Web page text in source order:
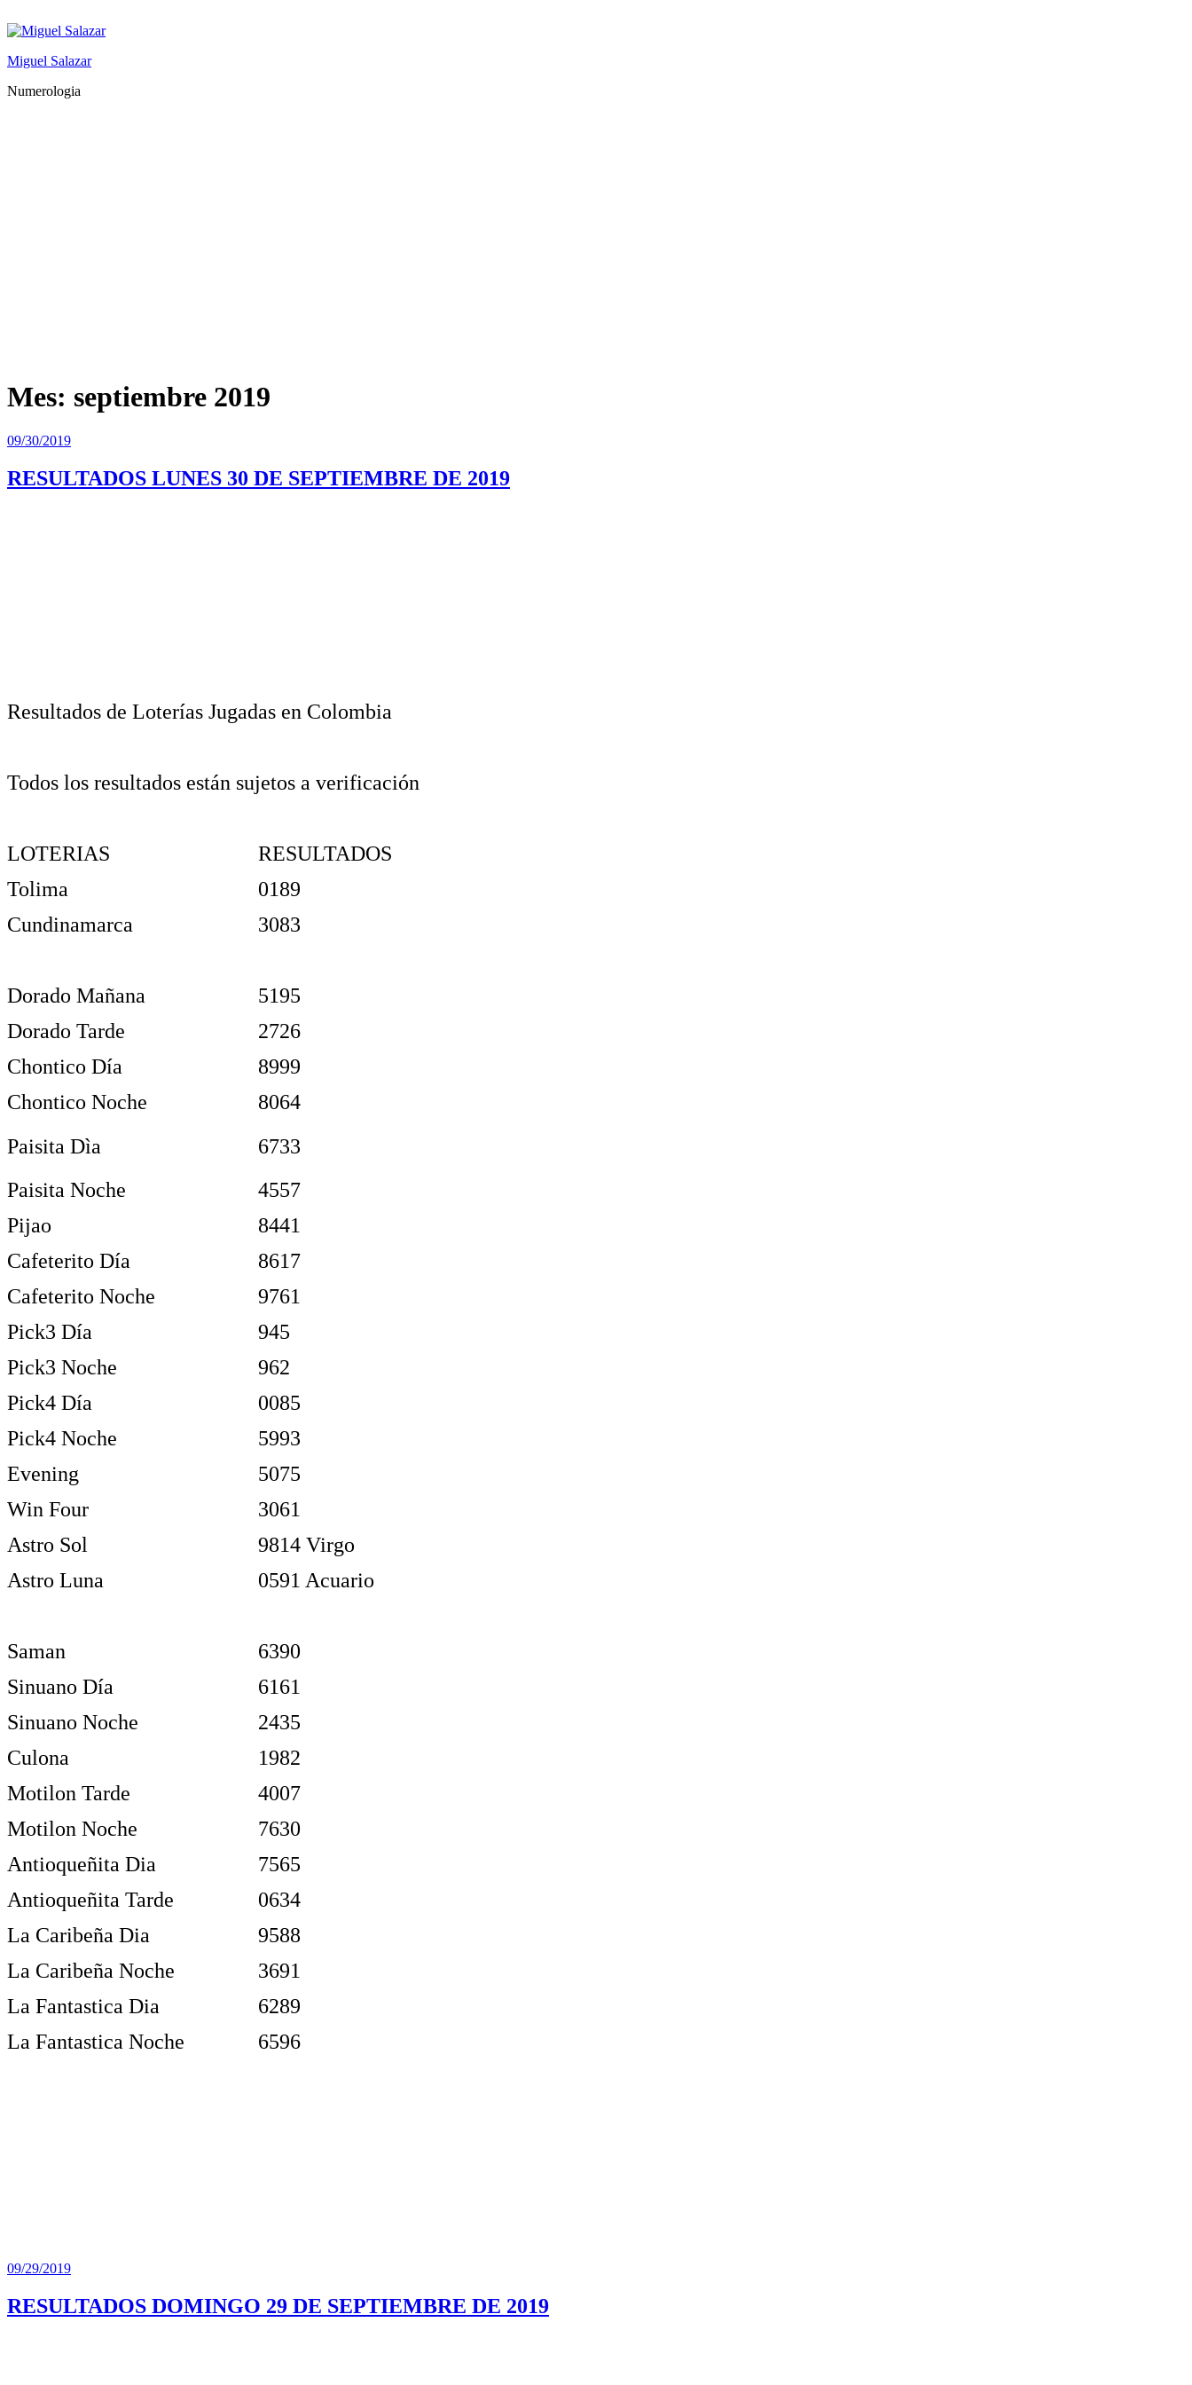
al
Miguel Salazar
Numerologia
Mes: septiembre 2019
Publicado
09/30/2019
RESULTADOS LUNES 30 DE SEPTIEMBRE DE 2019
Resultados de Loterías Jugadas en Colombia
Todos los resultados están sujetos a verificación
LOTERIAS
RESULTADOS
Tolima
0189
Cundinamarca
3083
Dorado Mañana
5195
Dorado Tarde
2726
Chontico Día
8999
Chontico Noche
8064
Paisita Dìa
6733
Paisita Noche
4557
Pijao
8441
Cafeterito Día
8617
Cafeterito Noche
9761
Pick3 Día
945
Pick3 Noche
962
Pick4 Día
0085
Pick4 Noche
5993
Evening
5075
Win Four
3061
Astro Sol
9814 Virgo
Astro Luna
0591 Acuario
Saman
6390
Sinuano Día
6161
Sinuano Noche
2435
Culona
1982
Motilon Tarde
4007
Motilon Noche
7630
Antioqueñita Dia
7565
Antioqueñita Tarde
0634
La Caribeña Dia
9588
La Caribeña Noche
3691
La Fantastica Dia
6289
La Fantastica Noche
6596
Publicado
09/29/2019
RESULTADOS DOMINGO 29 DE SEPTIEMBRE DE 2019